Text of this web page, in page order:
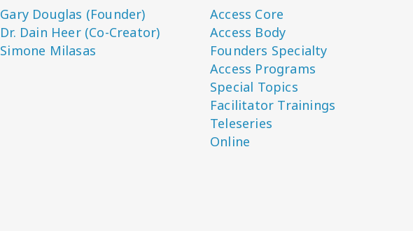
Gary Douglas (Founder)
Dr. Dain Heer (Co-Creator)
Simone Milasas
Access Core
Access Body
Founders Specialty
Access Programs
Special Topics
Facilitator Trainings
Teleseries
Online